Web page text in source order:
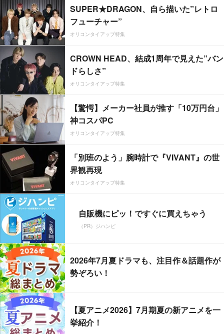
SUPER★DRAGON、自ら描いた”レトロ
フューチャー”
オリコンタイアップ特集
CROWN HEAD、結成1周年で見えた”バン
ドらしさ”
オリコンタイアップ特集
【驚愕】メーカー社員が推す「10万円台」
神コスパPC
オリコンタイアップ特集
「別班のよう」腕時計で『VIVANT』の世
界観再現
オリコンタイアップ特集
自販機にピッ！ですぐに買えちゃう
（PR）ジハンピ
2026年7月夏ドラマも、注目作＆話題作が
勢ぞろい！
【夏アニメ2026】7月期夏の新アニメを一
挙紹介！